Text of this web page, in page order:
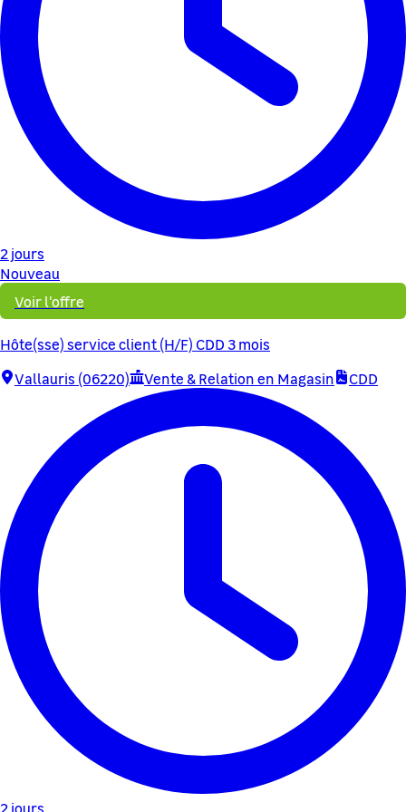
2 jours
Nouveau
Voir l'offre
Hôte(sse) service client (H/F) CDD 3 mois
Vallauris (06220)
Vente & Relation en Magasin CDD
2 jours